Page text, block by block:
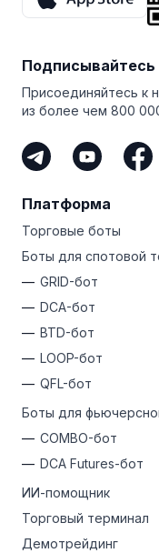
Подписывайтесь
Присоединяйтесь к
из более чем 800
Платформа
Торговые боты
Боты для спотовой
GRID-бот
DCA-бот
BTD-бот
LOOP-бот
QFL-бот
Боты для
COMBO-бот
DCA Futures-бот
ИИ-помощник
Торговый терминал
Демотрейдинг